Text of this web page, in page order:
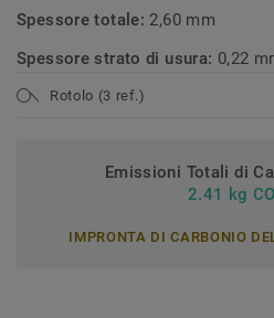
Spessore totale: 2,60 mm
Spessore strato di usura: 0,22
Rotolo (3 ref.)
Emissioni Totali di
2.41 kg CO
IMPRONTA DI CARBONIO